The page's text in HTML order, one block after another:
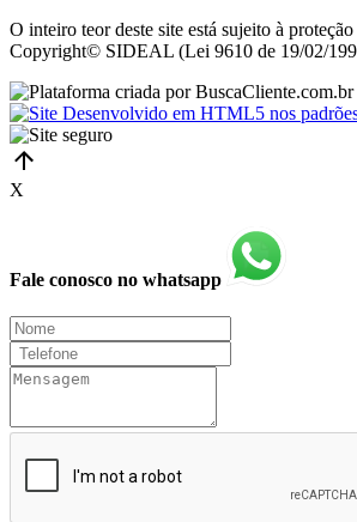
O inteiro teor deste site está sujeito à
Copyright© SIDEAL (Lei 9610 de 19/02/
X
Fale conosco no whatsapp